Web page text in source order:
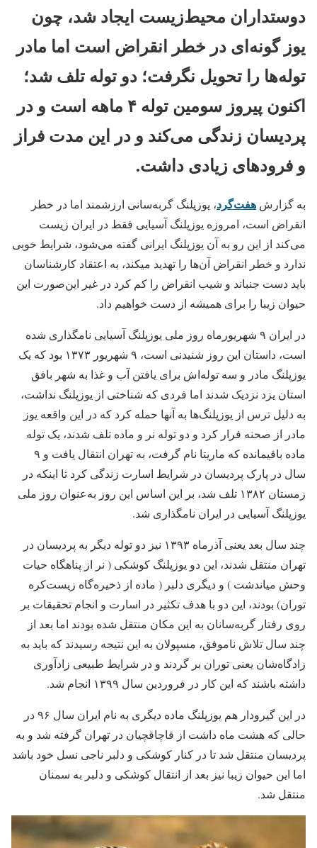
دوستداران محیط‌زیست ایجاد شد، چون
یوز گونه‌ای در خطر انقراض است اما مادر
توله‌ها را تحویل نگرفت؛ دو توله تلف شد؛
اکنون پیروز سومین توله ۴ ماهه است و در
پردیسان زندگی می‌کند و در این مدت فراز
و فرودهای زیادی داشت.
به گزارش هفت‌گرد، یوزپلنگ‌ گربه‌سانی ارزشمند اما در خطر
انقراض است، امروزه یوزپلنگ آسیایی فقط در ایران زیست
می‌کند از این رو به آن یوزپلنگ ایرانی گفته می‌شود، شرایط خوبی
ندارد و خطر انقراض آن‌ها را تهدید میکند، به اعتقاد کارشناسان
باید دست جنباند و شیب انقراض را کم کرد در غیر این‌صورت این
حیوان زیبا را برای همیشه از دست خواهیم داد.
در ایران ۹ شهریورماه روز ملی یوزپلنگ آسیایی نامگذاری شده
است، داستان این روز شنیدنی است، ۹ شهریور ۱۳۷۳ بود که یک
یوزپلنگ مادر و سه توله‌اش برای یافتن آب و غذا به شهر بافق
استان یزد نزدیک شدند اما فردی که شناختی از یوزپلنگ نداشت،
به دلیل ترس از یوزپلنگ‌ها به آنها حمله کرد که در این واقعه یوز
مادر از صحنه فرار کرد و دو توله نر و ماده تلف شدند، یک توله
ماده باقیمانده که ماریتا نام گرفت، به تهران انتقال یافت و ۹
سال در پارک پردیسان در شرایط اسارت زندگی کرد تا اینکه در
زمستان ۱۳۸۲ تلف شد، بر این اساس این روز به‌عنوان روز ملی
یوزپلنگ آسیایی در ایران نامگذاری شد.
چند سال بعد یعنی آذرماه ۱۳۹۳ نیز دو توله دیگر به پردیسان در
تهران منتقل شدند، این دو یوزپلنگ کوشکی ( نر از پناهگاه حیات
وحش میاندشت ) و دیگری دلبر ( ماده از ذخیره‌گاه زیست‌کره
توران) بودند، این دو با هدف تکثیر در اسارت و انجام تحقیقات بر
روی رفتار گربه‌سانان به این مکان منتقل شده بودند اما بعد از
چند سال تلاش ناموفق، مسپولان به این نتیجه رسیدند که باید به
زادگاه‌شان یعنی توران بر گردند و در شرایط طبیعی زادآوری
داشته باشند که این کار در فروردین سال ۱۳۹۹ انجام شد.
در این گیرودار هم یوزپلنگ ماده دیگری به نام ایران سال ۹۶ در
حالی که هشت ماه داشت از قاچاقچیان در تهران گرفته شد و به
پردیسان منتقل شد تا در کنار کوشکی و دلبر ناجی نسل خود باشد
اما این حیوان زیبا نیز بعد از انتقال کوشکی و دلبر به سمنان
منتقل شد.